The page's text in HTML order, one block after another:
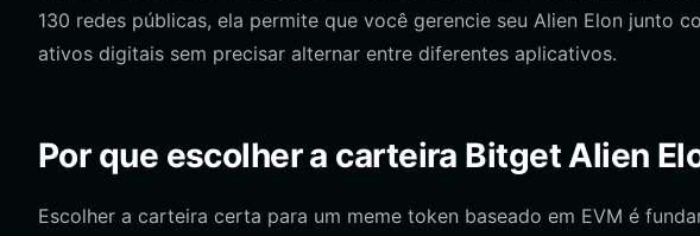
130 redes públicas, ela permite que você gerencie seu Alien Elon junto
ativos digitais sem precisar alternar entre diferentes aplicativos.
Por que escolher a carteira Bitget Alien
Escolher a carteira certa para um meme token baseado em EVM é